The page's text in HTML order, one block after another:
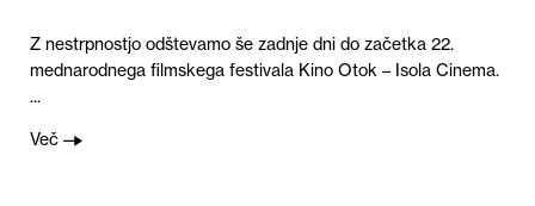
Z nestrpnostjo odštevamo še zadnje dni do začetka 22.
mednarodnega filmskega festivala Kino Otok – Isola Cinema.
...
Več